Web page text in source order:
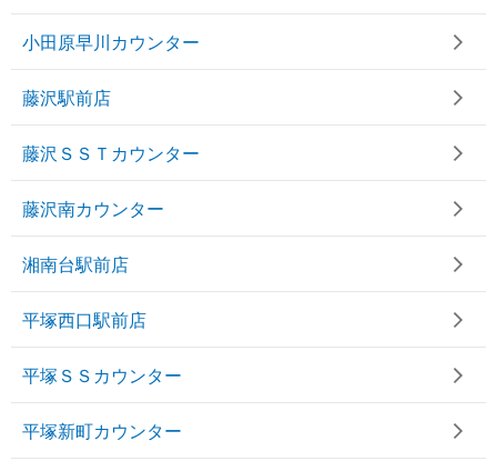
小田原早川カウンター
藤沢駅前店
藤沢ＳＳＴカウンター
藤沢南カウンター
湘南台駅前店
平塚西口駅前店
平塚ＳＳカウンター
平塚新町カウンター